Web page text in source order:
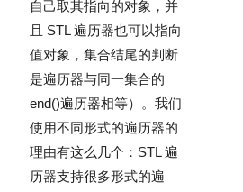
自己取其指向的对象，并
且 STL 遍历器也可以指向
值对象，集合结尾的判断
是遍历器与同一集合的
end()遍历器相等）。我们
使用不同形式的遍历器的
理由有这么几个：STL 遍
历器支持很多形式的遍